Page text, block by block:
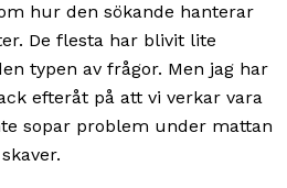
hur den sökande hanterar
De flesta har blivit lite
typen av frågor. Men jag har
efteråt på att vi verkar vara
sopar problem under mattan